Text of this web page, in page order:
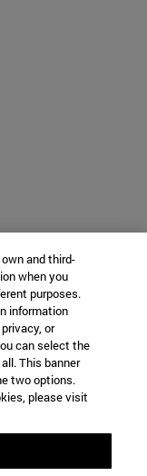
and third-
when you
purposes.
information
or
can select the
This banner
two options.
please visit